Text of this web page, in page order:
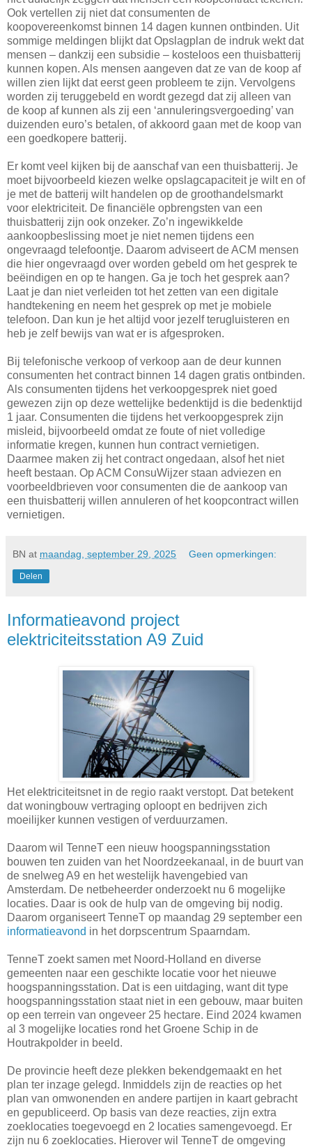
Ook vertellen zij niet dat consumenten de
koopovereenkomst binnen 14 dagen kunnen ontbinden. Uit
sommige meldingen blijkt dat Opslagplan de indruk wekt dat
mensen – dankzij een subsidie – kosteloos een thuisbatterij
kunnen kopen. Als mensen aangeven dat ze van de koop af
willen zien lijkt dat eerst geen probleem te zijn. Vervolgens
worden zij teruggebeld en wordt gezegd dat zij alleen van
de koop af kunnen als zij een ‘annuleringsvergoeding’ van
duizenden euro’s betalen, of akkoord gaan met de koop van
een goedkopere batterij.
Er komt veel kijken bij de aanschaf van een thuisbatterij. Je
moet bijvoorbeeld kiezen welke opslagcapaciteit je wilt en of
je met de batterij wilt handelen op de groothandelsmarkt
voor elektriciteit. De financiële opbrengsten van een
thuisbatterij zijn ook onzeker. Zo’n ingewikkelde
aankoopbeslissing moet je niet nemen tijdens een
ongevraagd telefoontje. Daarom adviseert de ACM mensen
die hier ongevraagd over worden gebeld om het gesprek te
beëindigen en op te hangen. Ga je toch het gesprek aan?
Laat je dan niet verleiden tot het zetten van een digitale
handtekening en neem het gesprek op met je mobiele
telefoon. Dan kun je het altijd voor jezelf terugluisteren en
heb je zelf bewijs van wat er is afgesproken.
Bij telefonische verkoop of verkoop aan de deur kunnen
consumenten het contract binnen 14 dagen gratis ontbinden.
Als consumenten tijdens het verkoopgesprek niet goed
gewezen zijn op deze wettelijke bedenktijd is die bedenktijd
1 jaar. Consumenten die tijdens het verkoopgesprek zijn
misleid, bijvoorbeeld omdat ze foute of niet volledige
informatie kregen, kunnen hun contract vernietigen.
Daarmee maken zij het contract ongedaan, alsof het niet
heeft bestaan. Op ACM ConsuWijzer staan adviezen en
voorbeeldbrieven voor consumenten die de aankoop van
een thuisbatterij willen annuleren of het koopcontract willen
vernietigen.
BN at maandag, september 29, 2025 Geen opmerkingen:
Delen
Informatieavond project
elektriciteitsstation A9 Zuid
Het elektriciteitsnet in de regio raakt verstopt. Dat betekent
dat woningbouw vertraging oploopt en bedrijven zich
moeilijker kunnen vestigen of verduurzamen.
Daarom wil TenneT een nieuw hoogspanningsstation
bouwen ten zuiden van het Noordzeekanaal, in de buurt van
de snelweg A9 en het westelijk havengebied van
Amsterdam. De netbeheerder onderzoekt nu 6 mogelijke
locaties. Daar is ook de hulp van de omgeving bij nodig.
Daarom organiseert TenneT op maandag 29 september een
informatieavond in het dorpscentrum Spaarndam.
TenneT zoekt samen met Noord-Holland en diverse
gemeenten naar een geschikte locatie voor het nieuwe
hoogspanningsstation. Dat is een uitdaging, want dit type
hoogspanningsstation staat niet in een gebouw, maar buiten
op een terrein van ongeveer 25 hectare. Eind 2024 kwamen
al 3 mogelijke locaties rond het Groene Schip in de
Houtrakpolder in beeld.
De provincie heeft deze plekken bekendgemaakt en het
plan ter inzage gelegd. Inmiddels zijn de reacties op het
plan van omwonenden en andere partijen in kaart gebracht
en gepubliceerd. Op basis van deze reacties, zijn extra
zoeklocaties toegevoegd en 2 locaties samengevoegd. Er
zijn nu 6 zoeklocaties. Hierover wil TenneT de omgeving